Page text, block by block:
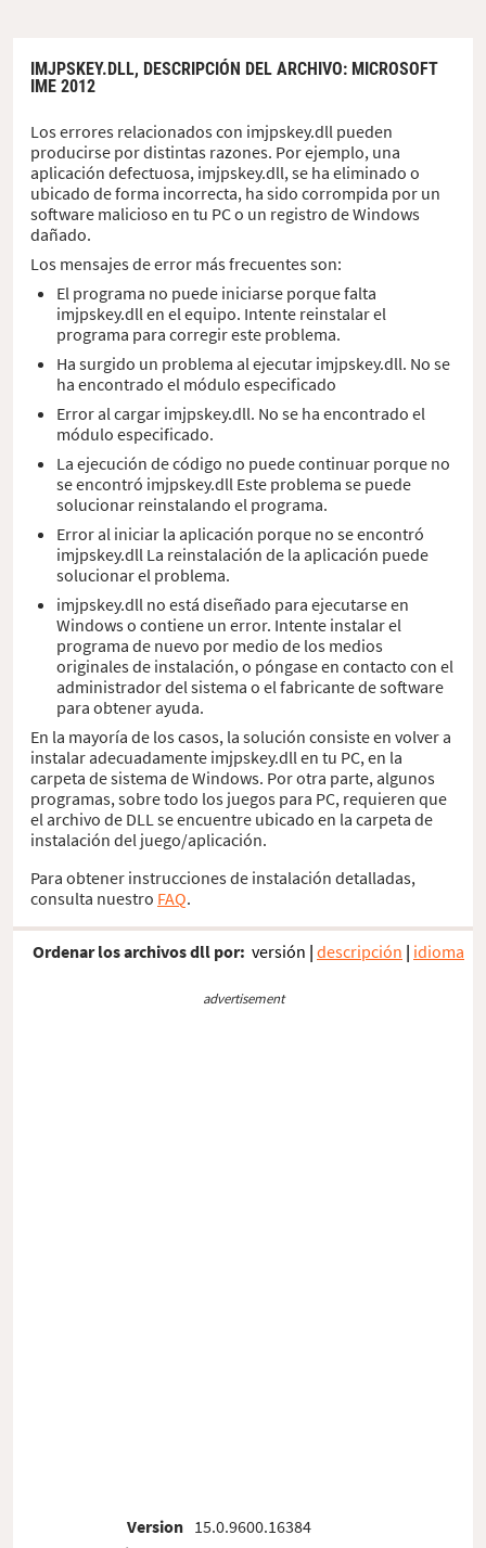
IMJPSKEY.DLL, DESCRIPCIÓN DEL ARCHIVO: MICROSOFT
IME 2012
Los errores relacionados con imjpskey.dll pueden
producirse por distintas razones. Por ejemplo, una
aplicación defectuosa, imjpskey.dll, se ha eliminado o
ubicado de forma incorrecta, ha sido corrompida por un
software malicioso en tu PC o un registro de Windows
dañado.
Los mensajes de error más frecuentes son:
El programa no puede iniciarse porque falta
imjpskey.dll en el equipo. Intente reinstalar el
programa para corregir este problema.
Ha surgido un problema al ejecutar imjpskey.dll. No se
ha encontrado el módulo especificado
Error al cargar imjpskey.dll. No se ha encontrado el
módulo especificado.
La ejecución de código no puede continuar porque no
se encontró imjpskey.dll Este problema se puede
solucionar reinstalando el programa.
Error al iniciar la aplicación porque no se encontró
imjpskey.dll La reinstalación de la aplicación puede
solucionar el problema.
imjpskey.dll no está diseñado para ejecutarse en
Windows o contiene un error. Intente instalar el
programa de nuevo por medio de los medios
originales de instalación, o póngase en contacto con el
administrador del sistema o el fabricante de software
para obtener ayuda.
En la mayoría de los casos, la solución consiste en volver a
instalar adecuadamente imjpskey.dll en tu PC, en la
carpeta de sistema de Windows. Por otra parte, algunos
programas, sobre todo los juegos para PC, requieren que
el archivo de DLL se encuentre ubicado en la carpeta de
instalación del juego/aplicación.
Para obtener instrucciones de instalación detalladas,
consulta nuestro FAQ.
Ordenar los archivos dll por: versión | descripción | idioma
advertisement
Version 15.0.9600.16384